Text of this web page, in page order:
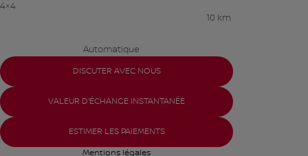
4×4
Automatique
10 km
DISCUTER AVEC NOUS
VALEUR D'ÉCHANGE INSTANTANÉE
ESTIMER LES PAIEMENTS
Mentions légales